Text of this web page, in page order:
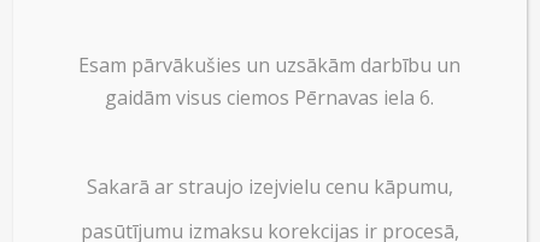
Esam pārvākušies un uzsākām darbību un
gaidām visus ciemos Pērnavas iela 6.
Sakarā ar straujo izejvielu cenu kāpumu,
pasūtījumu izmaksu korekcijas ir procesā,